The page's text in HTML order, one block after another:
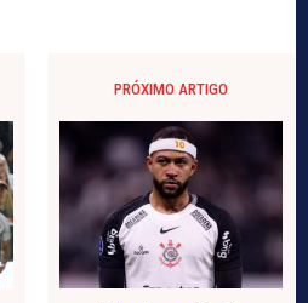
PRÓXIMO ARTIGO